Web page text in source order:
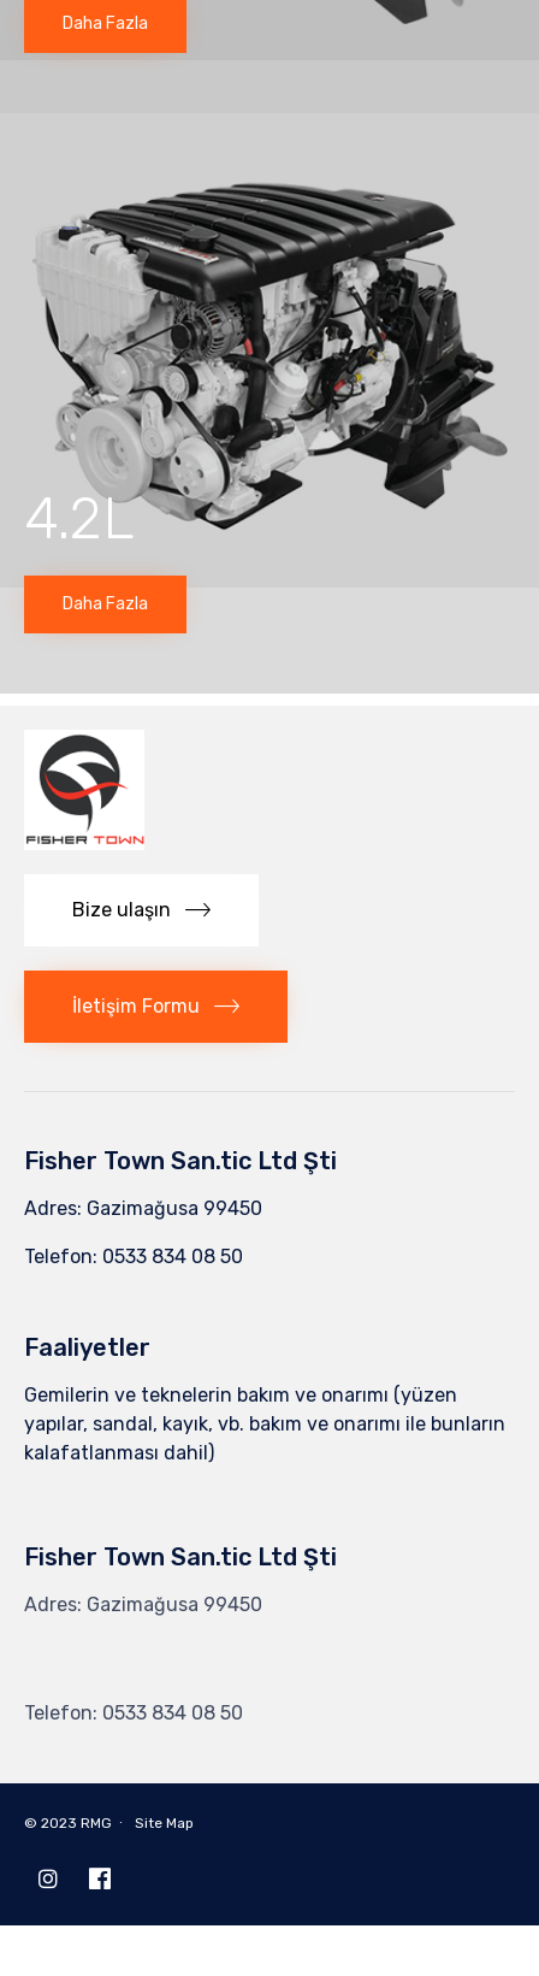
Daha Fazla
4.2L
Daha Fazla
Bize ulaşın
İletişim Formu
Fisher Town San.tic Ltd Şti
Adres: Gazimağusa 99450
Telefon: 0533 834 08 50
Faaliyetler
Gemilerin ve teknelerin bakım ve onarımı (yüzen
yapılar, sandal, kayık, vb. bakım ve onarımı ile bunların
kalafatlanması dahil)
Fisher Town San.tic Ltd Şti
Adres: Gazimağusa 99450
Telefon: 0533 834 08 50
© 2023 RMG ∙ Site Map